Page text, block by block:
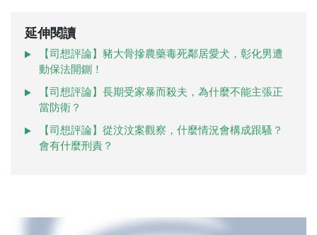
延伸閱讀
【司想評論】豬大骨摻農藥毒死鄰居愛犬，彰化男遭
動保法開鍘！
【司想評論】長期受家暴而殺夫，為什麼不能主張正
當防衛？
【司想評論】從汶汶案觀察，什麼情況會構成跟騷？
會有什麼刑責？